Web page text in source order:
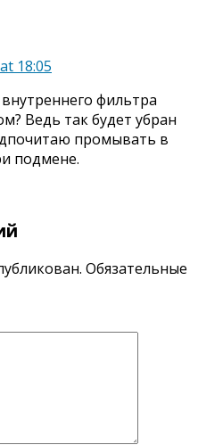
18:05
фильтра
Ведь так будет убран
промывать в
подмене.
Обязательные